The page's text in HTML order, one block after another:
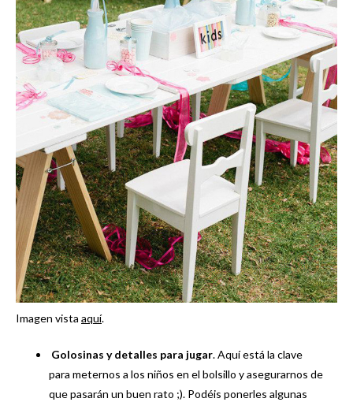
Imagen vista aquí.
Golosinas y detalles para jugar. Aquí está la clave
para meternos a los niños en el bolsillo y asegurarnos de
que pasarán un buen rato ;). Podéis ponerles algunas